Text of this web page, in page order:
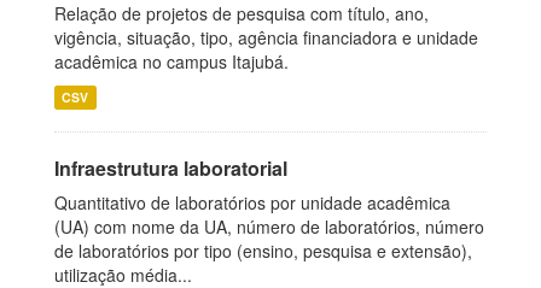
Relação de projetos de pesquisa com título, ano,
vigência, situação, tipo, agência financiadora e unidade
acadêmica no campus Itajubá.
CSV
Infraestrutura laboratorial
Quantitativo de laboratórios por unidade acadêmica
(UA) com nome da UA, número de laboratórios, número
de laboratórios por tipo (ensino, pesquisa e extensão),
utilização média...